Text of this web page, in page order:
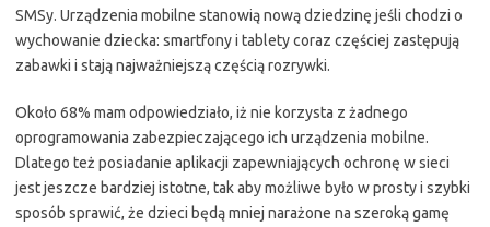
SMSy. Urządzenia mobilne stanowią nową dziedzinę jeśli chodzi o
wychowanie dziecka: smartfony i tablety coraz częściej zastępują
zabawki i stają najważniejszą częścią rozrywki.
Około 68% mam odpowiedziało, iż nie korzysta z żadnego
oprogramowania zabezpieczającego ich urządzenia mobilne.
Dlatego też posiadanie aplikacji zapewniających ochronę w sieci
jest jeszcze bardziej istotne, tak aby możliwe było w prosty i szybki
sposób sprawić, że dzieci będą mniej narażone na szeroką gamę